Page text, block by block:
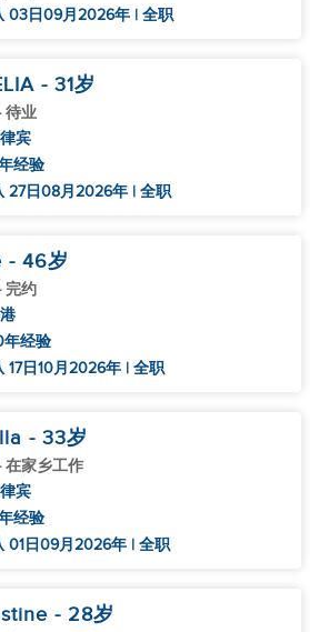
03日09月2026年 | 全职
- 31岁
待业
宾
经验
27日08月2026年 | 全职
- 46岁
完约
年经验
17日10月2026年 | 全职
- 33岁
在家乡工作
宾
经验
01日09月2026年 | 全职
- 28岁